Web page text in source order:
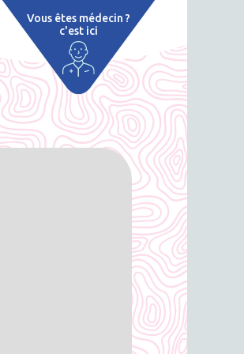
Vous êtes médecin ?
c'est ici